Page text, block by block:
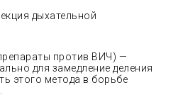
дыхательной
против ВИЧ) —
для замедление деления
этого метода в борьбе